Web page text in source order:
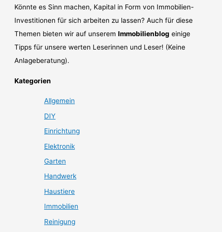
Könnte es Sinn machen, Kapital in Form von Immobilien-
Investitionen für sich arbeiten zu lassen? Auch für diese
Themen bieten wir auf unseremImmobilienblog einige
Tipps für unsere werten Leserinnen und Leser! (Keine
Anlageberatung).
Kategorien
Allgemein
DIY
Einrichtung
Elektronik
Garten
Handwerk
Haustiere
Immobilien
Reinigung